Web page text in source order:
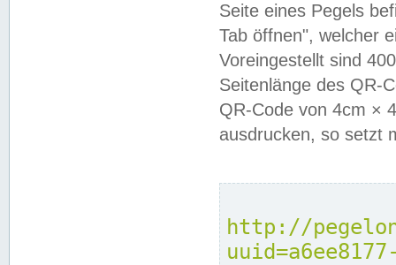
Seite eines Pegels
Tab öffnen", welcher
Voreingestellt sind
Seitenlänge des QR-
QR-Code von 4cm ×
ausdrucken, so setzt
http://